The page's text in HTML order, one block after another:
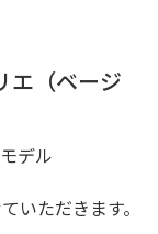
エ（ベージ
デル
いただきます。